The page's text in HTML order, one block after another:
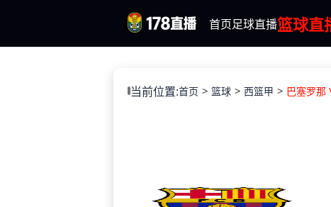
首页足球直播篮球直
当前位置:首页 篮球 西篮甲 巴塞罗那